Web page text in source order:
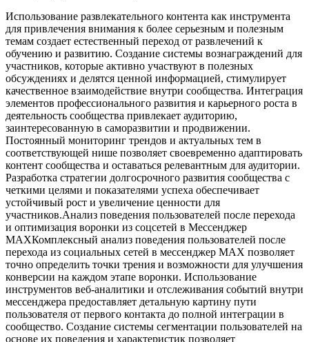
Использование развлекательного контента как инструмента
для привлечения внимания к более серьезным и полезным
темам создает естественный переход от развлечений к
обучению и развитию. Создание системы вознаграждений для
участников, которые активно участвуют в полезных
обсуждениях и делятся ценной информацией, стимулирует
качественное взаимодействие внутри сообщества. Интеграция
элементов профессионального развития и карьерного роста в
деятельность сообщества привлекает аудиторию,
заинтересованную в саморазвитии и продвижении.
Постоянный мониторинг трендов и актуальных тем в
соответствующей нише позволяет своевременно адаптировать
контент сообщества и оставаться релевантным для аудитории.
Разработка стратегии долгосрочного развития сообщества с
четкими целями и показателями успеха обеспечивает
устойчивый рост и увеличение ценности для
участников.Анализ поведения пользователей после перехода
и оптимизация воронки из соцсетей в Мессенджер
MAXКомплексный анализ поведения пользователей после
перехода из социальных сетей в мессенджер MAX позволяет
точно определить точки трения и возможности для улучшения
конверсии на каждом этапе воронки. Использование
инструментов веб-аналитики и отслеживания событий внутри
мессенджера предоставляет детальную картину пути
пользователя от первого контакта до полной интеграции в
сообщество. Создание системы сегментации пользователей на
основе их поведения и характеристик позволяет